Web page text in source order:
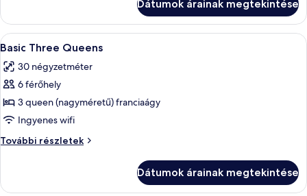
franciaágy,
kilátással
az
óceánra
(nagyméretű)
franciaágy,
kilátással
óceánra
további
Dátumok árainak megtekintése
A
következő
szoba
összes
képének
megtekintése:
Basic
Three
Egy kétágyas szoba, ülősarokkal és
5
Basic Three Queens
30 négyzetméter
6 férőhely
3 queen (nagyméretű) franciaágy
Ingyenes wifi
További részletek
Basic
részletei
Dátumok árainak megtekintése